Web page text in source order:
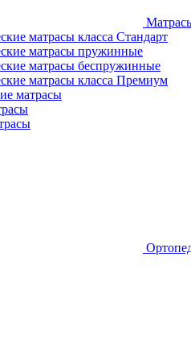
матрасы класса Стандарт
матрасы пружинные
матрасы беспружинные
матрасы класса Премиум
матрасы